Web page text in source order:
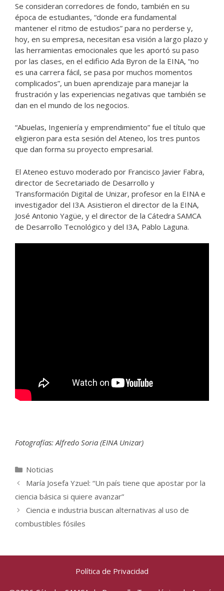
Se consideran corredores de fondo, también en su
época de estudiantes, “donde era fundamental
mantener el ritmo de estudios” para no perderse y,
hoy, en su empresa, necesitan esa visión a largo plazo y
las herramientas emocionales que les aportó su paso
por las clases, en el edificio Ada Byron de la EINA, “no
es una carrera fácil, se pasa por muchos momentos
complicados”, un buen aprendizaje para manejar la
frustración y las experiencias negativas que también se
dan en el mundo de los negocios.
“Abuelas, Ingeniería y emprendimiento” fue el título que
eligieron para esta sesión del Ateneo, los tres puntos
que dan forma su proyecto empresarial.
El Ateneo estuvo moderado por Francisco Javier Fabra,
director de Secretariado de Desarrollo y
Transformación Digital de Unizar, profesor en la EINA e
investigador del I3A. Asistieron el director de la EINA,
José Antonio Yagüe, y el director de la Cátedra SAMCA
de Desarrollo Tecnológico y del I3A, Pablo Laguna.
Fotografías: Alfredo Soria (EINA Unizar)
Categorías
Noticias
María Josefa Yzuel: “Un país tiene que apostar por la
ciencia básica si quiere avanzar”
Ciencia e industria buscan alternativas al uso de
combustibles fósiles
Política de Privacidad